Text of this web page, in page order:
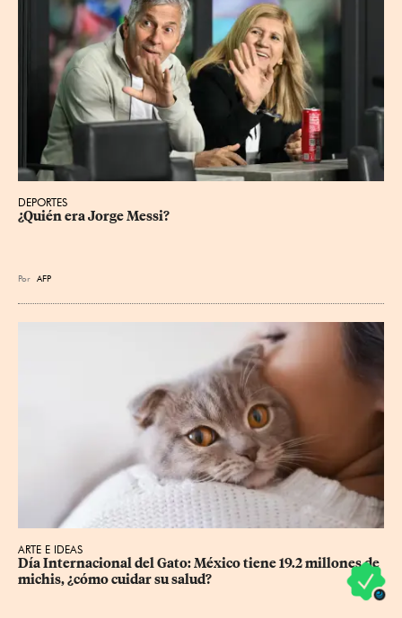
DEPORTES
¿Quién era Jorge Messi?
Por AFP
ARTE E IDEAS
Día Internacional del Gato: México tiene 19.2 millones de
michis, ¿cómo cuidar su salud?